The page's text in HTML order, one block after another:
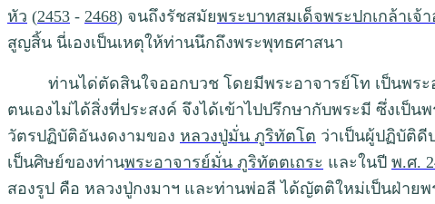
หัว (2453 - 2468) จนถึงรัชสมัยพระบาทสมเด็จพระปกเกล้าเจ้
สูญสิ้น นี่เองเป็นเหตุให้ท่านนึกถึงพระพุทธศาสนา
ท่านได่ตัดสินใจออกบวช โดยมีพระอาจารย์โท เป็นพระอุ
ตนเองไม่ได้สิ่งที่ประสงค์ จึงได้เข้าไปปรึกษากับพระมี ซึ่งเป็
วัตรปฏิบัติอันงดงามของ หลวงปู่มั่น ภูริทัตโต ว่าเป็นผู้ปฏิบัติดี
เป็นศิษย์ของท่านพระอาจารย์มั่น ภูริทัตตเถระ และในปี พ.ศ.
สองรูป คือ หลวงปู่กงมาฯ และท่านพ่อลี ได้ญัตติใหม่เป็นฝ่าย